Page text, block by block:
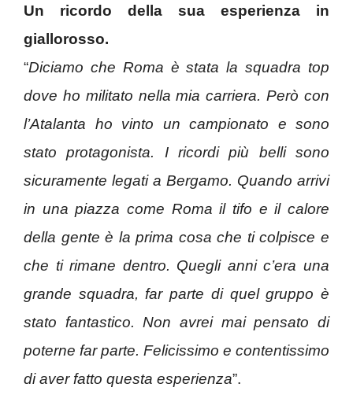
Un ricordo della sua esperienza in
giallorosso.
“Diciamo che Roma è stata la squadra top
dove ho militato nella mia carriera. Però con
l’Atalanta ho vinto un campionato e sono
stato protagonista. I ricordi più belli sono
sicuramente legati a Bergamo. Quando arrivi
in una piazza come Roma il tifo e il calore
della gente è la prima cosa che ti colpisce e
che ti rimane dentro. Quegli anni c’era una
grande squadra, far parte di quel gruppo è
stato fantastico. Non avrei mai pensato di
poterne far parte. Felicissimo e contentissimo
di aver fatto questa esperienza”.